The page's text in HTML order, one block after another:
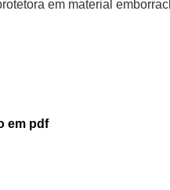
em material
em pdf